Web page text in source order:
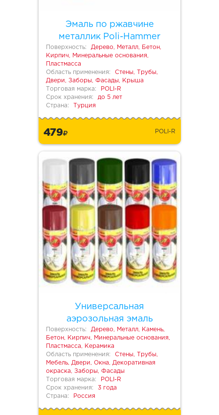
Эмаль по ржавчине
металлик Poli-Hammer
Поверхность:
Дерево, Металл, Бетон,
Кирпич, Минеральные основания,
Пластмасса
Область применения:
Стены, Трубы,
Двери, Заборы, Фасады, Крыша
Торговая марка:
POLI-R
Срок хранения:
до 5 лет
Страна:
Турция
479 POLI-R
Универсальная
аэрозольная эмаль
Поверхность:
Дерево, Металл, Камень,
Бетон, Кирпич, Минеральные основания,
Пластмасса, Керамика
Область применения:
Стены, Трубы,
Мебель, Двери, Окна, Декоративная
окраска, Заборы, Фасады
Торговая марка:
POLI-R
Срок хранения:
3 года
Страна:
Россия